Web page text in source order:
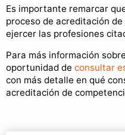
Es importante remarcar
proceso de acreditación
ejercer las profesiones
Para más información
oportunidad de consultar
con más detalle en qué
acreditación de